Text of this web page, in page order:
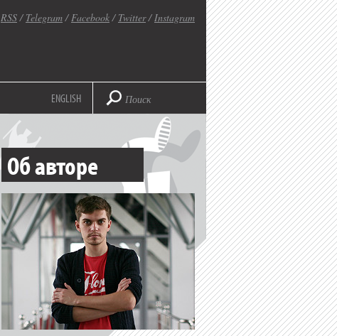
RSS/ Telegram/Facebook/ Twitter/Instagram
ENGLISH
Об авторе